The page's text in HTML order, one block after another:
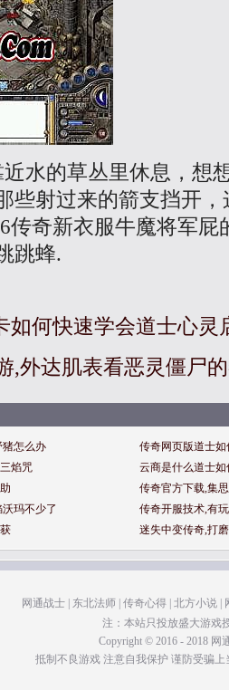
水的草丛里休息，想
些射过来的箭支挡开
传奇新衣服牛魔将军
跳蜂.
如何快速学会道士心灵
,外达肌表看恶灵僵尸
猪怎么办
传奇网页版道士
焰咒
云商是什么道士
传奇官方下载,集
玛不少了
传奇开服技术,有
迷失中变传奇,打
网通战士 东北法师 传奇心得 北方小说
注：本站只投放盛大游戏
Copyright © 2016 - 2018 网
抵制不良游戏 注意自我保护 谨防受骗